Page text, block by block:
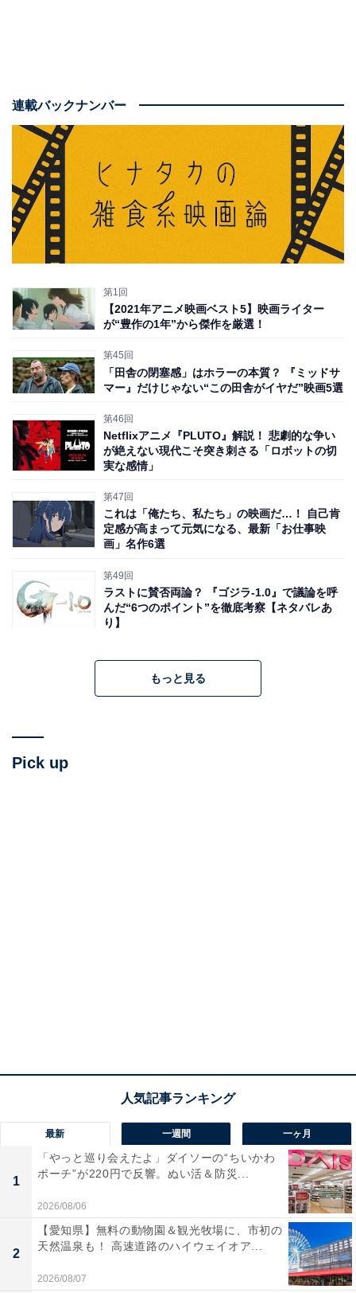
連載バックナンバー
第1回
【2021年アニメ映画ベスト5】映画ライター
が“豊作の1年”から傑作を厳選！
第45回
「田舎の閉塞感」はホラーの本質？ 『ミッドサ
マー』だけじゃない“この田舎がイヤだ”映画5選
第46回
Netflixアニメ『PLUTO』解説！ 悲劇的な争い
が絶えない現代こそ突き刺さる「ロボットの切
実な感情」
第47回
これは「俺たち、私たち」の映画だ…！ 自己肯
定感が高まって元気になる、最新「お仕事映
画」名作6選
第49回
ラストに賛否両論？ 『ゴジラ-1.0』で議論を呼
んだ“6つのポイント”を徹底考察【ネタバレあ
り】
もっと見る
Pick up
最新 一週間 一ヶ月
1
「やっと巡り会えたよ」ダイソーの“ちいかわ
ポーチ”が220円で反響。ぬい活＆防災...
2026/08/06
2
【愛知県】無料の動物園＆観光牧場に、市初の
天然温泉も！ 高速道路のハイウェイオア...
2026/08/07